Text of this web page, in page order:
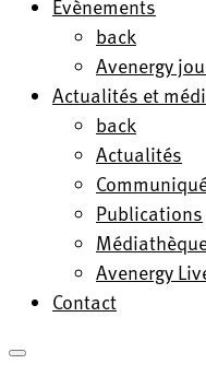
Evènements
back
Avenergy
Actualités et
back
Actualités
Publications
Avenergy
Contact